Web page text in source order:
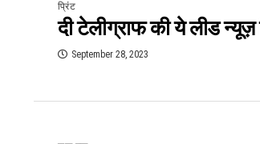
प्रिंट
दी टेलीग्राफ की ये लीड
September 28, 2023